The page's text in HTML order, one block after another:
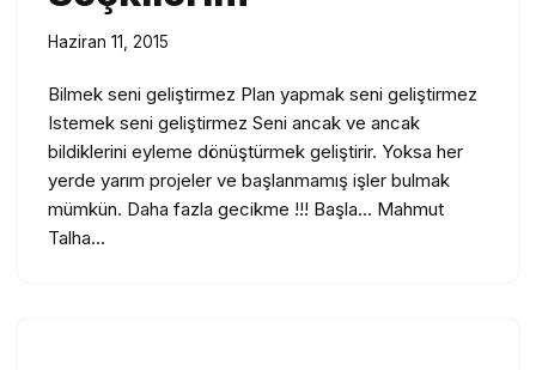
Haziran 11, 2015
Bilmek seni geliştirmez Plan yapmak seni geliştirmez
Istemek seni geliştirmez Seni ancak ve ancak
bildiklerini eyleme dönüştürmek geliştirir. Yoksa her
yerde yarım projeler ve başlanmamış işler bulmak
mümkün. Daha fazla gecikme !!! Başla… Mahmut
Talha…